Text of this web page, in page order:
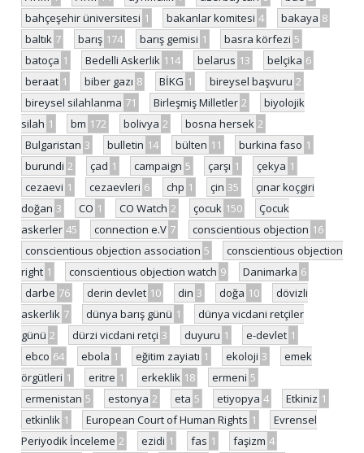
bahçeşehir üniversitesi 1 bakanlar komitesi 4 bakaya 8
baltık 7 barış 174 barış gemisi 1 basra körfezi 5
batoça 1 Bedelli Askerlik 114 belarus 13 belçika 6
beraat 1 biber gazı 8 BİKG 1 bireysel başvuru 2
bireysel silahlanma 71 Birleşmiş Milletler 2
biyolojik
silah 1 bm 172 bolivya 2 bosna hersek 2
Bulgaristan 3 bulletin 14 bülten 11 burkina faso 1
burundi 2 çad 1 campaign 5 çarşı 1 çekya 1
cezaevi 1 cezaevleri 6 chp 1 çin 35
çınar koçgiri
doğan 3 CO 1 CO Watch 2 çocuk 150
Çocuk
askerler 45 connection e.V 7 conscientious objection 16
conscientious objection association 5
conscientious objection
right 1 conscientious objection watch 9 Danimarka 6
darbe 76 derin devlet 10 din 3 doğa 10
dövizli
askerlik 7 dünya barış günü 1
dünya vicdani retçiler
günü 2 dürzi vicdani retçi 3 duyuru 1 e-devlet 1
ebco 64 ebola 1 eğitim zayiatı 1 ekoloji 3
emek
örgütleri 1 eritre 1 erkeklik 18 ermeni 5
ermenistan 5 estonya 2 eta 5 etiyopya 4 Etkiniz 1
etkinlik 1 European Court of Human Rights 1
Evrensel
Periyodik İnceleme 2 ezidi 1 fas 1 faşizm 4